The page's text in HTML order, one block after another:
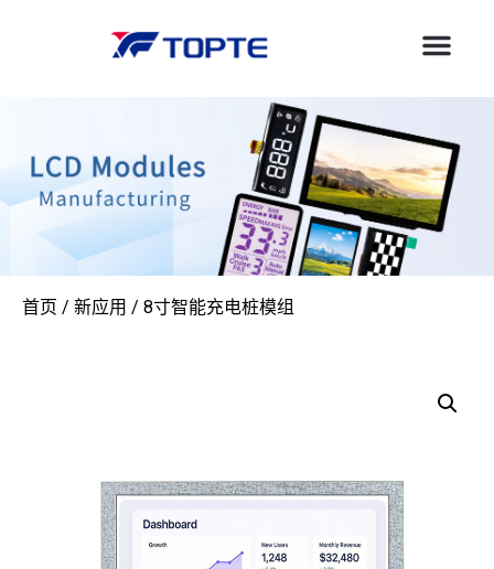
首页 / 新应用 / 8寸智能充电桩模组